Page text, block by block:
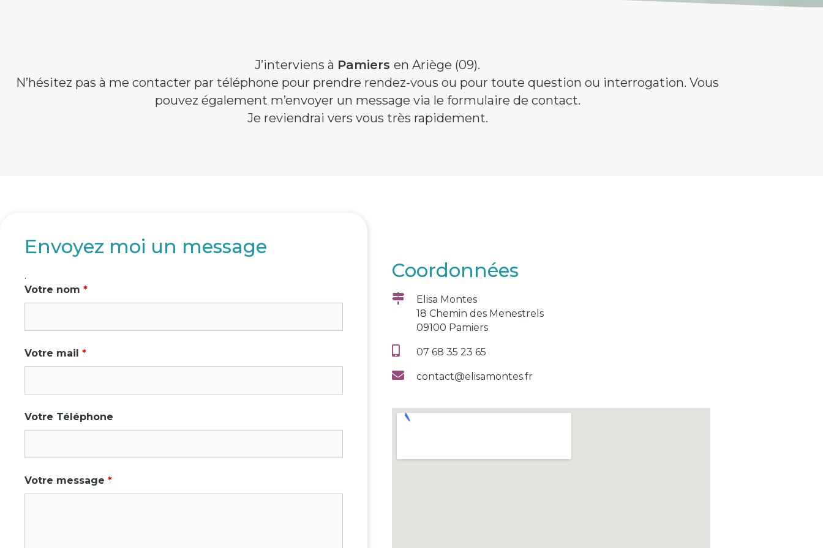
J’interviens à Pamiers en Ariège (09).
N’hésitez pas à me contacter par téléphone pour prendre rendez-vous ou pour toute question ou interrogation. Vous
pouvez également m’envoyer un message via le formulaire de contact.
Je reviendrai vers vous très rapidement.
Envoyez moi un message
.
Votre nom *
Votre mail *
Votre Téléphone
Votre message *
Coordonnées
Elisa Montes
18 Chemin des Menestrels
09100 Pamiers
07 68 35 23 65
contact@elisamontes.fr